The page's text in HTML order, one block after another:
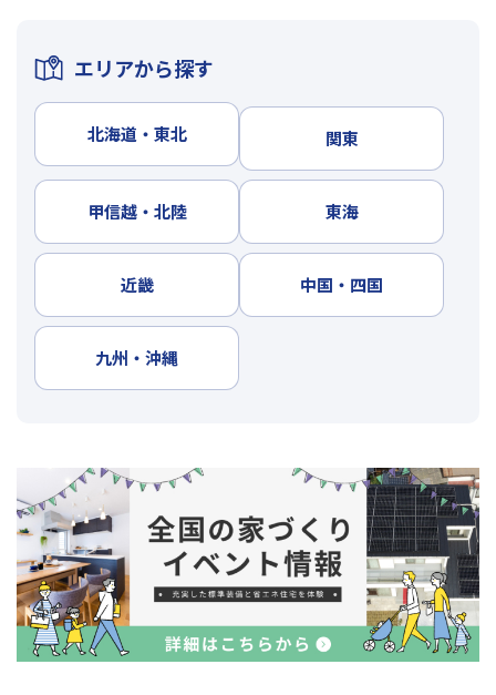
エリアから探す
北海道・東北 関東
甲信越・北陸 東海
近畿 中国・四国
九州・沖縄